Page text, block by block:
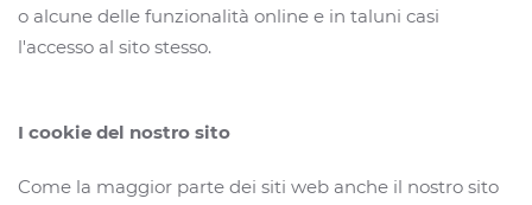
o alcune delle funzionalità online e in taluni casi
l'accesso al sito stesso.
I cookie del nostro sito
Come la maggior parte dei siti web anche il nostro sito